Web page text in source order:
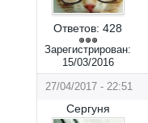
Ответов: 428
Зарегистрирован:
15/03/2016
27/04/2017 - 22:51
Сергуня